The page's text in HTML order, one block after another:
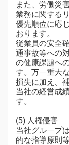
また、労働災
業務に関する
優先順位に応
おります。
従業員の安全
通事故等への
の健康課題へ
す。万一重大
損失に加え、
当社の経営成
す。
(5) 人権侵害
当社グループ
的な指導原則